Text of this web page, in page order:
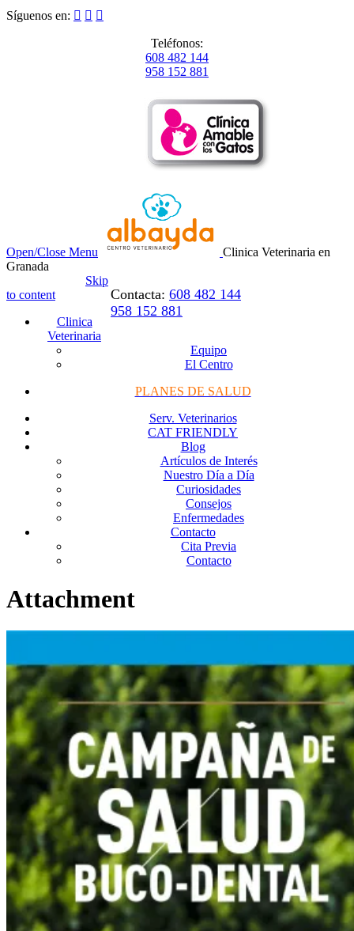
Síguenos en:   
Teléfonos:
608 482 144
958 152 881
Open/Close Menu
Clinica Veterinaria en
Granada
Contacta: 608 482 144
958 152 881
Skip
to content
Clinica
Veterinaria
Equipo
El Centro
PLANES DE SALUD
Serv. Veterinarios
CAT FRIENDLY
Blog
Artículos de Interés
Nuestro Día a Día
Curiosidades
Consejos
Enfermedades
Contacto
Cita Previa
Contacto
Attachment